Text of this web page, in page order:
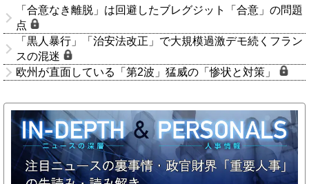
「合意なき離脱」は回避したブレグジット「合意」の問題
点
「黒人暴行」「治安法改正」で大規模過激デモ続くフラン
スの混迷
欧州が直面している「第2波」猛威の「惨状と対策」